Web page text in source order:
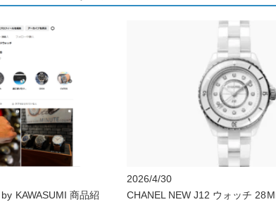
KAWASUMI 商品紹
2026/4/30
CHANEL NEW J12 ウォッチ